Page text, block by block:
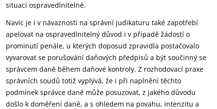
situaci ospravedlnitelné.
Navíc je i v návaznosti na správní judikaturu také zapotřebí
apelovat na ospravedlnitelný důvod i v případě žádostí o
prominutí penále, u kterých doposud zpravidla postačovalo
vyvarovat se porušování daňových předpisů a být součinný se
správcem daně během daňové kontroly. Z rozhodovací praxe
správních soudů totiž vyplývá, že i při naplnění těchto
podmínek správce daně může posuzovat, z jakého důvodu
došlo k doměření daně, a s ohledem na povahu, intenzitu a